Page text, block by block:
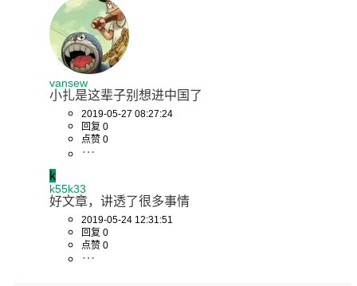
vansew
小扎是这辈子别想进中国了
2019-05-27 08:27:24
回复 0
点赞 0
k
k55k33
好文章，讲透了很多事情
2019-05-24 12:31:51
回复 0
点赞 0